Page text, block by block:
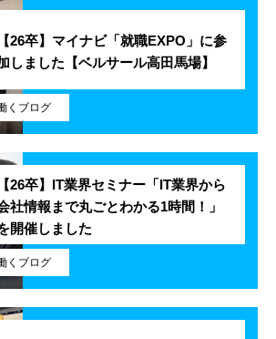
業
くブログ
【26卒】マイナビ「就職EXPO」に参
しました【ベルサール高田馬場】
くブログ
【26卒】IT業界セミナー「IT業界から
社情報まで丸ごとわかる1時間！」
開催しました